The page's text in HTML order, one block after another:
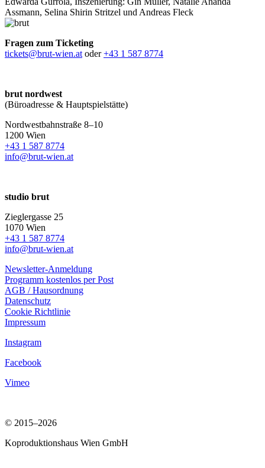
Assmann, Selina Shirin Stritzel und Andreas Fleck
Fragen zum Ticketing
tickets@brut-wien.atoder+43 1 587 8774
brut nordwest
(Büroadresse & Hauptspielstätte)
Nordwestbahnstraße 8–10
1200 Wien
+43 1 587 8774
info@brut-wien.at
studio brut
Zieglergasse 25
1070 Wien
+43 1 587 8774
info@brut-wien.at
Newsletter-Anmeldung
Programm kostenlos per Post
AGB / Hausordnung
Datenschutz
Cookie Richtlinie
Impressum
Instagram
Facebook
Vimeo
© 2015–2026
Koproduktionshaus Wien GmbH